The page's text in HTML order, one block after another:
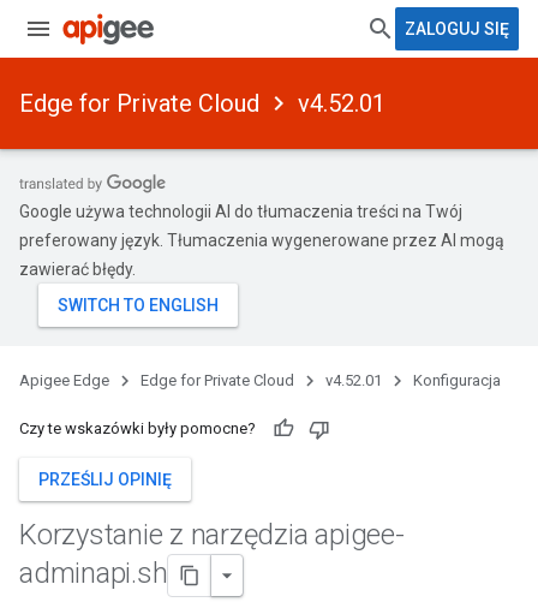
ZALOGUJ SIĘ
Edge for Private Cloud v4.52.01
Google używa technologii AI do tłumaczenia treści na Twój
preferowany język. Tłumaczenia wygenerowane przez AI mogą
zawierać błędy.
Apigee Edge Edge for Private Cloud v4.52.01 Konfiguracja
Czy te wskazówki były pomocne?
PRZEŚLIJ OPINIĘ
Korzystanie z narzędzia apigee-
adminapi.sh